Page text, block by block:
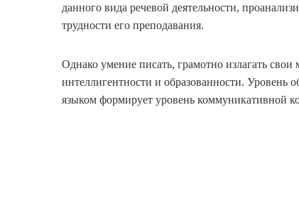
данного вида речевой деятельности,
трудности его преподавания.
Однако умение писать, грамотно излагать
интеллигентности и образованности. Уровень
языком формирует уровень коммуникативной